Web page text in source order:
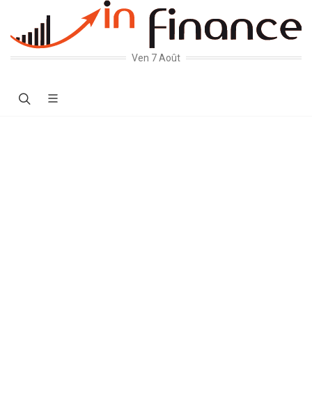
Ven 7 Août